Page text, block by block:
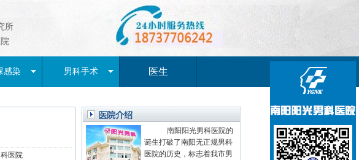
所
感染 男科手术 医生
医院
南阳阳光男科医院的
诞生打破了南阳无正规男科
医院的历史，标志着我市男